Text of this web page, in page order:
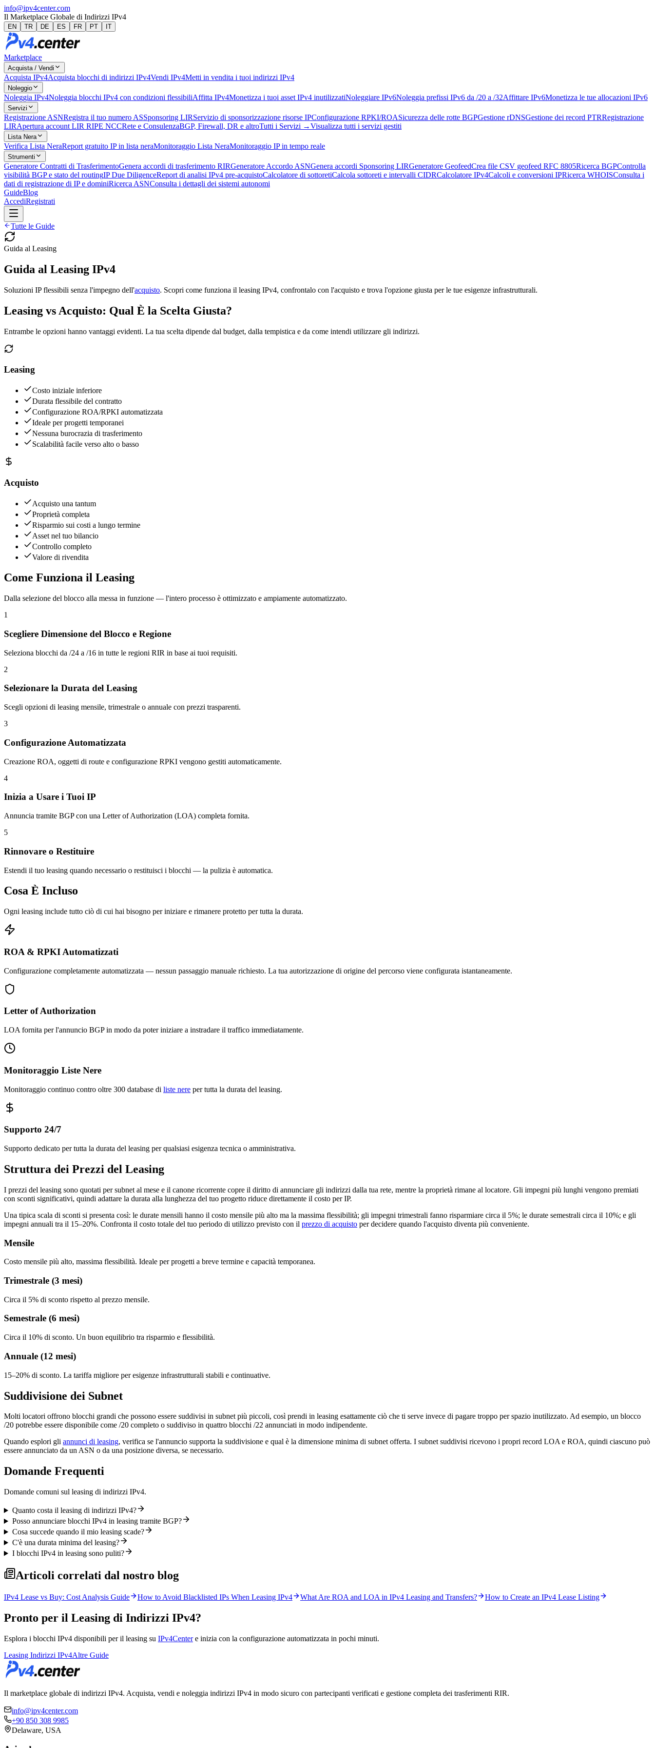
info@ipv4center.com
Il Marketplace Globale di Indirizzi IPv4
EN TR DE ES FR PT IT
Marketplace
Acquista / Vendi
Acquista IPv4Acquista blocchi di indirizzi IPv4Vendi IPv4Metti in vendita i tuoi indirizzi IPv4
Noleggio
Noleggia IPv4Noleggia blocchi IPv4 con condizioni flessibiliAffitta IPv4Monetizza i tuoi asset IPv4 inutilizzatiNoleggiare IPv6Noleggia prefissi IPv6 da /20 a /32Affittare IPv6Monetizza le tue allocazioni IPv6
Servizi
Registrazione ASNRegistra il tuo numero ASSponsoring LIRServizio di sponsorizzazione risorse IPConfigurazione RPKI/ROASicurezza delle rotte BGPGestione rDNSGestione dei record PTRRegistrazione
LIRApertura account LIR RIPE NCCRete e ConsulenzaBGP, Firewall, DR e altroTutti i Servizi →Visualizza tutti i servizi gestiti
Lista Nera
Verifica Lista NeraReport gratuito IP in lista neraMonitoraggio Lista NeraMonitoraggio IP in tempo reale
Strumenti
Generatore Contratti di TrasferimentoGenera accordi di trasferimento RIRGeneratore Accordo ASNGenera accordi Sponsoring LIRGeneratore GeofeedCrea file CSV geofeed RFC 8805Ricerca BGPControlla
visibilità BGP e stato del routingIP Due DiligenceReport di analisi IPv4 pre-acquistoCalcolatore di sottoretiCalcola sottoreti e intervalli CIDRCalcolatore IPv4Calcoli e conversioni IPRicerca WHOISConsulta i
dati di registrazione di IP e dominiRicerca ASNConsulta i dettagli dei sistemi autonomi
GuideBlog
AccediRegistrati
Tutte le Guide
Guida al Leasing
Guida al Leasing IPv4
Soluzioni IP flessibili senza l'impegno dell'acquisto. Scopri come funziona il leasing IPv4, confrontalo con l'acquisto e trova l'opzione giusta per le tue esigenze infrastrutturali.
Leasing vs Acquisto: Qual È la Scelta Giusta?
Entrambe le opzioni hanno vantaggi evidenti. La tua scelta dipende dal budget, dalla tempistica e da come intendi utilizzare gli indirizzi.
Leasing
Costo iniziale inferiore
Durata flessibile del contratto
Configurazione ROA/RPKI automatizzata
Ideale per progetti temporanei
Nessuna burocrazia di trasferimento
Scalabilità facile verso alto o basso
Acquisto
Acquisto una tantum
Proprietà completa
Risparmio sui costi a lungo termine
Asset nel tuo bilancio
Controllo completo
Valore di rivendita
Come Funziona il Leasing
Dalla selezione del blocco alla messa in funzione — l'intero processo è ottimizzato e ampiamente automatizzato.
1
Scegliere Dimensione del Blocco e Regione
Seleziona blocchi da /24 a /16 in tutte le regioni RIR in base ai tuoi requisiti.
2
Selezionare la Durata del Leasing
Scegli opzioni di leasing mensile, trimestrale o annuale con prezzi trasparenti.
3
Configurazione Automatizzata
Creazione ROA, oggetti di route e configurazione RPKI vengono gestiti automaticamente.
4
Inizia a Usare i Tuoi IP
Annuncia tramite BGP con una Letter of Authorization (LOA) completa fornita.
5
Rinnovare o Restituire
Estendi il tuo leasing quando necessario o restituisci i blocchi — la pulizia è automatica.
Cosa È Incluso
Ogni leasing include tutto ciò di cui hai bisogno per iniziare e rimanere protetto per tutta la durata.
ROA & RPKI Automatizzati
Configurazione completamente automatizzata — nessun passaggio manuale richiesto. La tua autorizzazione di origine del percorso viene configurata istantaneamente.
Letter of Authorization
LOA fornita per l'annuncio BGP in modo da poter iniziare a instradare il traffico immediatamente.
Monitoraggio Liste Nere
Monitoraggio continuo contro oltre 300 database di liste nere per tutta la durata del leasing.
Supporto 24/7
Supporto dedicato per tutta la durata del leasing per qualsiasi esigenza tecnica o amministrativa.
Struttura dei Prezzi del Leasing
I prezzi del leasing sono quotati per subnet al mese e il canone ricorrente copre il diritto di annunciare gli indirizzi dalla tua rete, mentre la proprietà rimane al locatore. Gli impegni più lunghi vengono premiati
con sconti significativi, quindi adattare la durata alla lunghezza del tuo progetto riduce direttamente il costo per IP.
Una tipica scala di sconti si presenta così: le durate mensili hanno il costo mensile più alto ma la massima flessibilità; gli impegni trimestrali fanno risparmiare circa il 5%; le durate semestrali circa il 10%; e gli
impegni annuali tra il 15–20%. Confronta il costo totale del tuo periodo di utilizzo previsto con il prezzo di acquisto per decidere quando l'acquisto diventa più conveniente.
Mensile
Costo mensile più alto, massima flessibilità. Ideale per progetti a breve termine e capacità temporanea.
Trimestrale (3 mesi)
Circa il 5% di sconto rispetto al prezzo mensile.
Semestrale (6 mesi)
Circa il 10% di sconto. Un buon equilibrio tra risparmio e flessibilità.
Annuale (12 mesi)
15–20% di sconto. La tariffa migliore per esigenze infrastrutturali stabili e continuative.
Suddivisione dei Subnet
Molti locatori offrono blocchi grandi che possono essere suddivisi in subnet più piccoli, così prendi in leasing esattamente ciò che ti serve invece di pagare troppo per spazio inutilizzato. Ad esempio, un blocco
/20 potrebbe essere disponibile come /20 completo o suddiviso in quattro blocchi /22 annunciati in modo indipendente.
Quando esplori gli annunci di leasing, verifica se l'annuncio supporta la suddivisione e qual è la dimensione minima di subnet offerta. I subnet suddivisi ricevono i propri record LOA e ROA, quindi ciascuno può
essere annunciato da un ASN o da una posizione diversa, se necessario.
Domande Frequenti
Domande comuni sul leasing di indirizzi IPv4.
Quanto costa il leasing di indirizzi IPv4?
Posso annunciare blocchi IPv4 in leasing tramite BGP?
Cosa succede quando il mio leasing scade?
C'è una durata minima del leasing?
I blocchi IPv4 in leasing sono puliti?
Articoli correlati dal nostro blog
IPv4 Lease vs Buy: Cost Analysis Guide How to Avoid Blacklisted IPs When Leasing IPv4 What Are ROA and LOA in IPv4 Leasing and Transfers? How to Create an IPv4 Lease Listing
Pronto per il Leasing di Indirizzi IPv4?
Esplora i blocchi IPv4 disponibili per il leasing su IPv4Centere inizia con la configurazione automatizzata in pochi minuti.
Leasing Indirizzi IPv4Altre Guide
Il marketplace globale di indirizzi IPv4. Acquista, vendi e noleggia indirizzi IPv4 in modo sicuro con partecipanti verificati e gestione completa dei trasferimenti RIR.
info@ipv4center.com
+90 850 308 9985
Delaware, USA